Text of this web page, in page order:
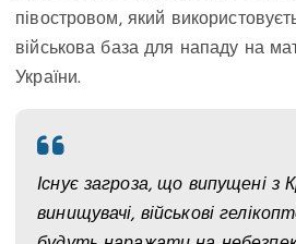
півостровом, який
військова база для нападу на
України.
Існує загроза, що випущені з
винищувачі, військові